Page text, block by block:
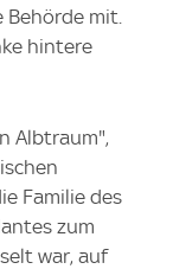
mit.
hintere
Albtraum",
Familie des
zum
war, auf